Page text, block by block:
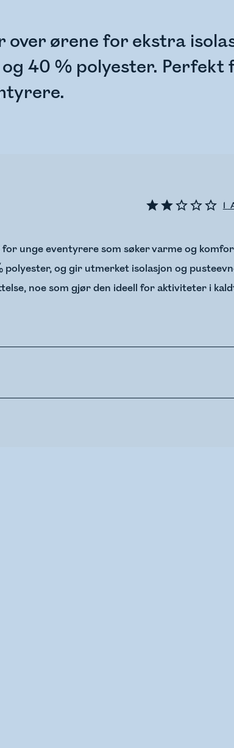
over ørene for ekstra
40 % polyester. Perfekt
1
unge eventyrere som søker varme og
polyester, og gir utmerket isolasjon og
noe som gjør den ideell for aktiviteter i